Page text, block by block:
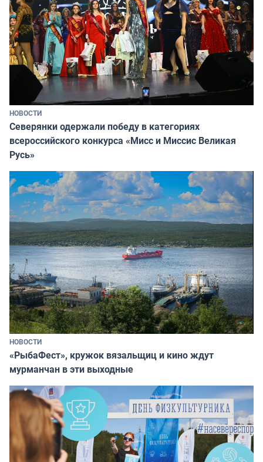
НОВОСТИ
Северянки одержали победу в категориях
всероссийского конкурса «Мисс и Миссис Великая
Русь»
НОВОСТИ
«РыбаФест», кружок вязальщиц и кино ждут
мурманчан в эти выходные